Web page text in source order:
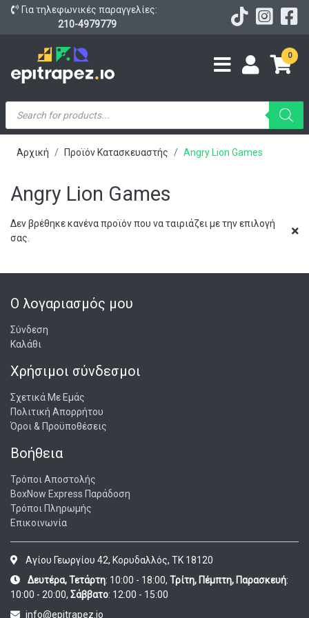
Για τηλεφωνικές παραγγελίες:
210-4979779
0
Products
search
Αρχική Προϊόν Κατασκευαστής Angry Lion Games
Angry Lion Games
Δεν βρέθηκε κανένα προϊόν που να ταιριάζει με την επιλογή
σας.
Ο λογαριασμός μου
Σύνδεση
Καλάθι
Χρήσιμοι σύνδεσμοι
Σχετικά Με Εμάς
Πολιτική Απορρήτου
Όροι & Προϋποθέσεις
Βοήθεια
Τρόποι Αποστολής
BoxNow Express Παράδοση
Τρόποι Πληρωμής
Επικοινωνία
Αγίου Γεωργίου 42, Κορυδαλλός, ΤΚ 18120
Δευτέρα, Τετάρτη: 10:00 - 18:00, Τρίτη, Πέμπτη, Παρασκευή:
10:00 - 20:00, Σάββατο: 12:00 - 15:00
info@epitrapez.io